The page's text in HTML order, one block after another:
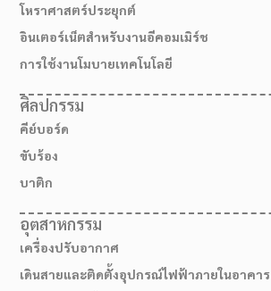
โหราศาสตร์ประยุกต์
อินเตอร์เน็ตสำหรับงานอีคอมเมิร์ช
การใช้งานโมบายเทคโนโลยี
ศิลปกรรม
คีย์บอร์ด
ขับร้อง
บาติก
อุตสาหกรรม
เครื่องปรับอากาศ
เดินสายและติดตั้งอุปกรณ์ไฟฟ้าภายในอาคาร